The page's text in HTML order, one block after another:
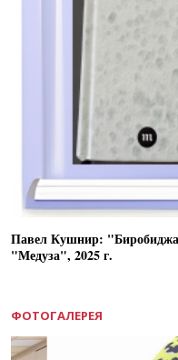
Павел Кушнир:
"Медуза", 2025 г.
ФОТОГАЛЕРЕЯ